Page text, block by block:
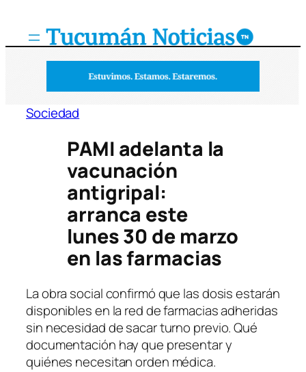
Sociedad
PAMI adelanta la
vacunación
antigripal:
arranca este
lunes 30 de marzo
en las farmacias
La obra social confirmó que las dosis estarán
disponibles en la red de farmacias adheridas
sin necesidad de sacar turno previo. Qué
documentación hay que presentar y
quiénes necesitan orden médica.